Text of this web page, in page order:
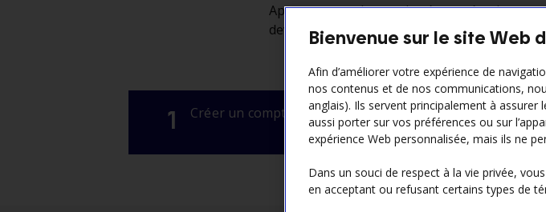
Apprenez-en plus sur les étapes à suivre
devenir fournisseur.
1 Créer un compte 2
Activer
Bienvenue sur le site Web
Afin d’améliorer votre expérience de
nos contenus et de nos communications,
anglais). Ils servent principalement à
aussi porter sur vos préférences ou sur
expérience Web personnalisée, mais ils ne
Dans un souci de respect à la vie privée,
en acceptant ou refusant certains types de